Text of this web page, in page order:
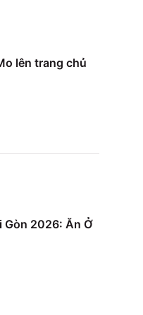
lên trang chủ
Gòn 2026: Ăn Ở